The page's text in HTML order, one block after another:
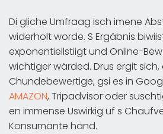
Di gliche Umfraag isch imene
widerholt worde. S Ergäbnis
exponentiellstiigt und Online-
wichtiger wärded. Drus ergit
Chundebewertige, gsi es in
AMAZON, Tripadvisor oder
en immense Uswirkig uf s
Konsumänte händ.